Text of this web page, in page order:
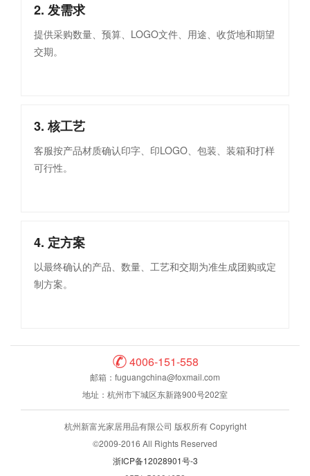
2. 发需求
提供采购数量、预算、LOGO文件、用途、收货地和期望
交期。
3. 核工艺
客服按产品材质确认印字、印LOGO、包装、装箱和打样
可行性。
4. 定方案
以最终确认的产品、数量、工艺和交期为准生成团购或定
制方案。
4006-151-558
邮箱：fuguangchina@foxmail.com
地址：杭州市下城区东新路900号202室
杭州新富光家居用品有限公司 版权所有 Copyright
©2009-2016 All Rights Reserved
浙ICP备12028901号-3